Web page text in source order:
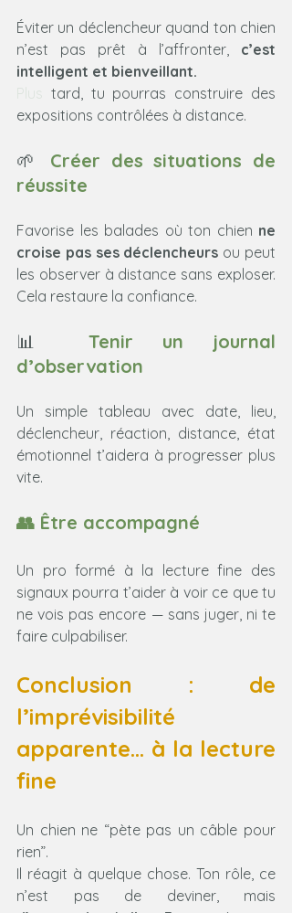
Éviter un déclencheur quand ton chien
n’est pas prêt à l’affronter, c’est
intelligent et bienveillant.
tard, tu pourras construire des
expositions contrôlées à distance.
🌱
Créer des situations de
réussite
Favorise les balades où ton chien ne
croise pas ses déclencheurs ou peut
les observer à distance sans exploser.
Cela restaure la confiance.
📊
Tenir un journal
d’observation
Un simple tableau avec date, lieu,
déclencheur, réaction, distance, état
émotionnel t’aidera à progresser plus
vite.
👥 Être accompagné
Un pro formé à la lecture fine des
signaux pourra t’aider à voir ce que tu
ne vois pas encore — sans juger, ni te
faire culpabiliser.
Conclusion : de
l’imprévisibilité
apparente… à la lecture
fine
Un chien ne “pète pas un câble pour
rien”.
Il réagit à quelque chose. Ton rôle, ce